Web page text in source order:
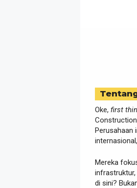
Oke, first
Perusahaan
internasional,
Mereka
infrastruktur,
di sini?